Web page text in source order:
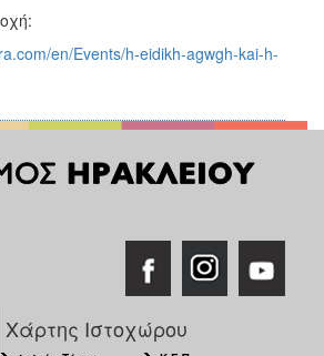
en/Events/h-eidikh-agwgh-kai-h-
Χάρτης Ιστοχώρου